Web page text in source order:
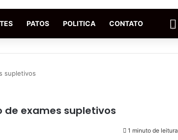
PATOS POLITICA CONTATO
supletivos
exames supletivos
1 minuto de leitura